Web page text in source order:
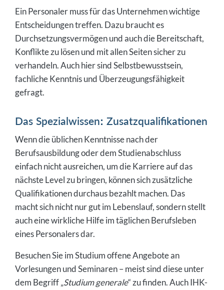
Ein Personaler muss für das Unternehmen wichtige
Entscheidungen treffen. Dazu braucht es
Durchsetzungsvermögen und auch die Bereitschaft,
Konflikte zu lösen und mit allen Seiten sicher zu
verhandeln. Auch hier sind Selbstbewusstsein,
fachliche Kenntnis und Überzeugungsfähigkeit
gefragt.
Das Spezialwissen: Zusatzqualifikationen
Wenn die üblichen Kenntnisse nach der
Berufsausbildung oder dem Studienabschluss
einfach nicht ausreichen, um die Karriere auf das
nächste Level zu bringen, können sich zusätzliche
Qualifikationen durchaus bezahlt machen. Das
macht sich nicht nur gut im Lebenslauf, sondern stellt
auch eine wirkliche Hilfe im täglichen Berufsleben
eines Personalers dar.
Besuchen Sie im Studium offene Angebote an
Vorlesungen und Seminaren – meist sind diese unter
dem Begriff „Studium generale“ zu finden. Auch IHK-